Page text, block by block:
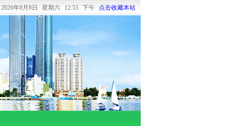
2026年8月8日 星期六 12:53 下午 点击收藏本站